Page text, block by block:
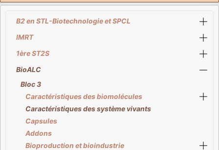
B2 en STL-Biotechnologie et SPCL
IMRT
1ère ST2S
BioALC
Bloc 3
Caractéristiques des biomolécules
Caractéristiques des système vivants
Capsules
Addons
Bioproduction et bioindustrie